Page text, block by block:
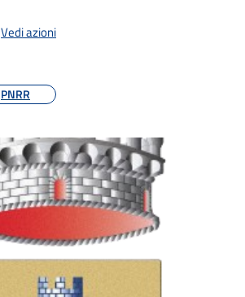
Vedi azioni
PNRR